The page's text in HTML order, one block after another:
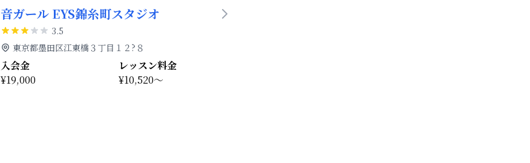
音ガール EYS錦糸町スタジオ
3.5
東京都墨田区江東橋３丁目１２?８
入会金
¥19,000
レッスン料金
¥10,520～